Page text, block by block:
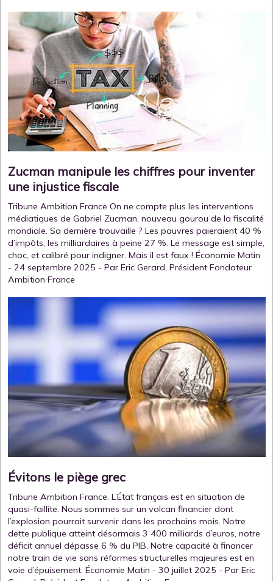
Zucman manipule les chiffres pour inventer
une injustice fiscale
Tribune Ambition France On ne compte plus les interventions
médiatiques de Gabriel Zucman, nouveau gourou de la fiscalité
mondiale. Sa dernière trouvaille ? Les pauvres paieraient 40 %
d’impôts, les milliardaires à peine 27 %. Le message est simple,
choc, et calibré pour indigner. Mais il est faux ! Économie Matin
- 24 septembre 2025 - Par Eric Gerard, Président Fondateur
Ambition France
Évitons le piège grec
Tribune Ambition France. L’État français est en situation de
quasi-faillite. Nous sommes sur un volcan financier dont
l’explosion pourrait survenir dans les prochains mois. Notre
dette publique atteint désormais 3 400 milliards d’euros, notre
déficit annuel dépasse 6 % du PIB. Notre capacité à financer
notre train de vie sans réformes structurelles majeures est en
voie d’épuisement. Économie Matin - 30 juillet 2025 - Par Eric